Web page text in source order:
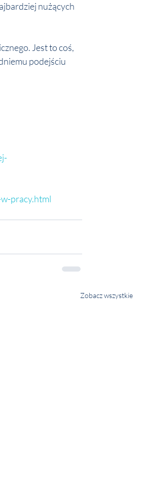
nużących
Jest to coś,
podejściu
pracy.html
Zobacz wszystkie